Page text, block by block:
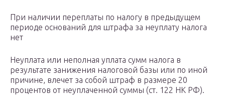
При наличии переплаты по налогу в предыдущем
периоде оснований для штрафа за неуплату налога
нет
Неуплата или неполная уплата сумм налога в
результате занижения налоговой базы или по иной
причине, влечет за собой штраф в размере 20
процентов от неуплаченной суммы (ст. 122 НК РФ).